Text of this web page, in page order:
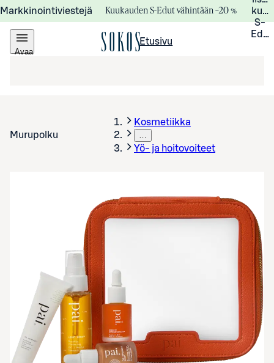
Markkinointiviestejä Kuukauden S-Edut vähintään –20 %
S-
Avaa
Etusivu
Murupolku
Kosmetiikka
…
Yö- ja hoitovoiteet
Avaa tuotekuva suurennettuna